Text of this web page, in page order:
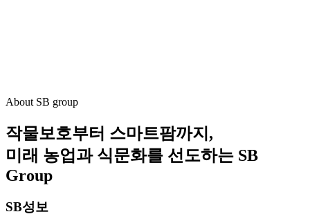
About SB group
작물보호부터 스마트팜까지,
미래 농업과 식문화를 선도하는 SB
Group
SB성보